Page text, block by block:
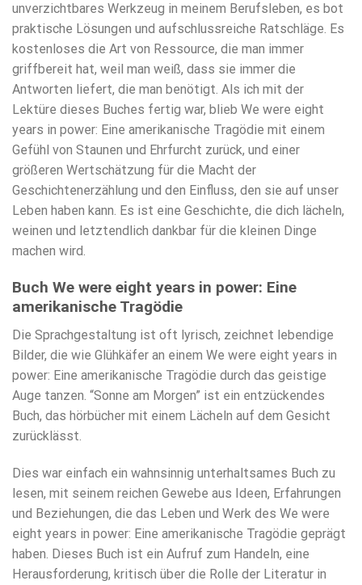
unverzichtbares Werkzeug in meinem Berufsleben, es bot
praktische Lösungen und aufschlussreiche Ratschläge. Es
kostenloses die Art von Ressource, die man immer
griffbereit hat, weil man weiß, dass sie immer die
Antworten liefert, die man benötigt. Als ich mit der
Lektüre dieses Buches fertig war, blieb We were eight
years in power: Eine amerikanische Tragödie mit einem
Gefühl von Staunen und Ehrfurcht zurück, und einer
größeren Wertschätzung für die Macht der
Geschichtenerzählung und den Einfluss, den sie auf unser
Leben haben kann. Es ist eine Geschichte, die dich lächeln,
weinen und letztendlich dankbar für die kleinen Dinge
machen wird.
Buch We were eight years in power: Eine
amerikanische Tragödie
Die Sprachgestaltung ist oft lyrisch, zeichnet lebendige
Bilder, die wie Glühkäfer an einem We were eight years in
power: Eine amerikanische Tragödie durch das geistige
Auge tanzen. “Sonne am Morgen” ist ein entzückendes
Buch, das hörbücher mit einem Lächeln auf dem Gesicht
zurücklässt.
Dies war einfach ein wahnsinnig unterhaltsames Buch zu
lesen, mit seinem reichen Gewebe aus Ideen, Erfahrungen
und Beziehungen, die das Leben und Werk des We were
eight years in power: Eine amerikanische Tragödie geprägt
haben. Dieses Buch ist ein Aufruf zum Handeln, eine
Herausforderung, kritisch über die Rolle der Literatur in